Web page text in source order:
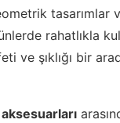
tasarımlar
rahatlıkla
ve şıklığı bir